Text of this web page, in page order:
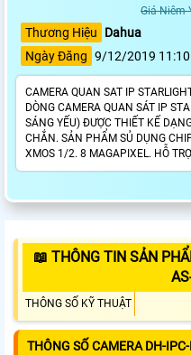
Giá Niêm
Thương Hiệu
Dahua
Ngày Đăng 9/12/2019
CAMERA QUAN SAT IP
DÒNG CAMERA QUAN SÁT IP
SÁNG YẾU) ĐƯỢC THIẾT KẾ
CHẮN. SẢN PHẨM SỦ DỤNG
XMOS 1/2. 8 MAGAPIXEL. HỖ
📖 THÔNG TIN SẢN
THÔNG SỐ KỸ THUẬT
THÔNG SỐ CAMERA DH-